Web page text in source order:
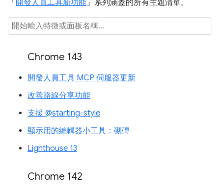
「 開發人員工具新功能」系列涵蓋的所有主題清單。
Chrome 143
開發人員工具 MCP 伺服器更新
改善路線分享功能
支援 @starting-style
顯示用的編輯器小工具：砌磚
Lighthouse 13
Chrome 142